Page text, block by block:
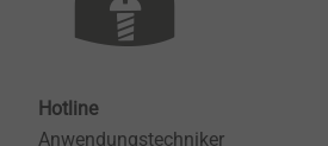
Hotline
Anwendungstechniker